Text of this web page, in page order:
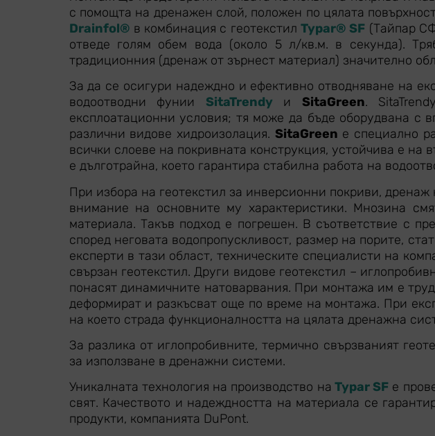
с помощта на дренажен слой, положен по цялата
Drainfol® в комбинация с геотекстил Typar® SF (Тайпар
отведе голям обем вода (около 5 л/кв.м. в секунда).
традиционния (дренаж от зърнест материал) значително
За да се осигури надеждно и ефективно отводняване на
водоотводни фунии SitaTrendy и SitaGreen.
експлоатационни условия; тя може да бъде оборудвана с
различни видове хидроизолация. SitaGreen е специално
всички слоеве на покривната конструкция, устойчива е
е дълготрайна, което гарантира стабилна работа на
При избора на геотекстил за инверсионни покриви,
внимание на основните му характеристики. Мнозина
материала. Такъв подход е погрешен. В съответствие с
според неговата водопропускливост, размер на порите,
експерти в тази област, техническите специалисти на
свързан геотекстил. Други видове геотекстил –
понасят динамичните натоварвания. При монтажа им е
деформират и разкъсват още по време на монтажа. При
на което страда функционалността на цялата дренажна
За разлика от иглопробивните, термично свързваният
за използване в дренажни системи.
Уникалната технология на производство на Typar SF е
свят. Качеството и надеждността на материала се
продукти, компанията DuPont.